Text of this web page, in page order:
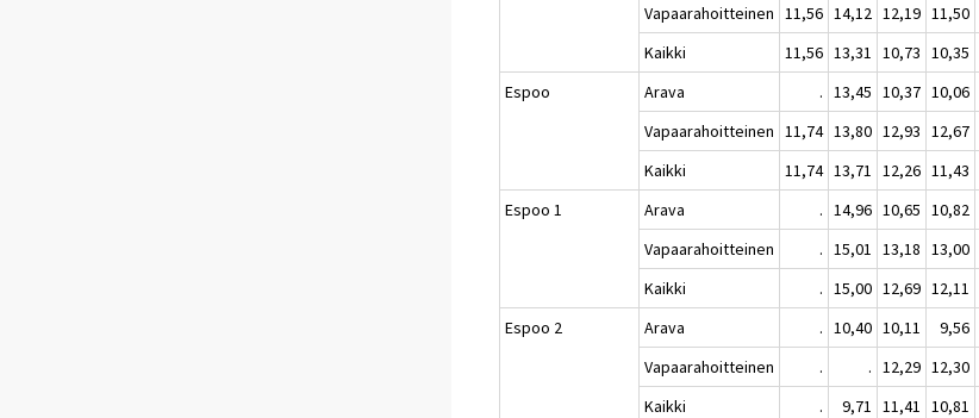
Vapaarahoitteinen 11,56 14,12 12,19 11,50
Kaikki
11,56 13,31 10,73 10,35
Espoo
Arava . 13,45 10,37 10,06
Vapaarahoitteinen 11,74 13,80 12,93 12,67
Kaikki
11,74 13,71 12,26 11,43
Espoo 1
Arava . 14,96 10,65 10,82
Vapaarahoitteinen
. 15,01 13,18 13,00
Kaikki
. 15,00 12,69 12,11
Espoo 2
Arava . 10,40 10,11 9,56
Vapaarahoitteinen
. . 12,29 12,30
Kaikki
. 9,71 11,41 10,81